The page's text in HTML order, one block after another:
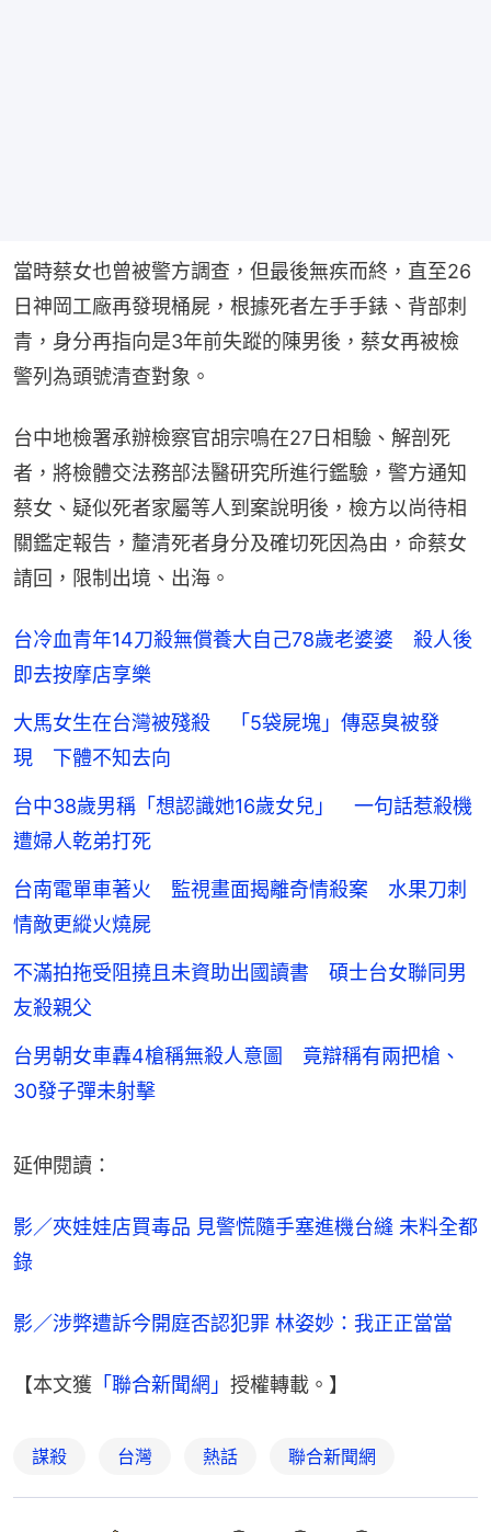
當時蔡女也曾被警方調查，但最後無疾而終，直至26
日神岡工廠再發現桶屍，根據死者左手手錶、背部刺
青，身分再指向是3年前失蹤的陳男後，蔡女再被檢
警列為頭號清查對象。
台中地檢署承辦檢察官胡宗鳴在27日相驗、解剖死
者，將檢體交法務部法醫研究所進行鑑驗，警方通知
蔡女、疑似死者家屬等人到案說明後，檢方以尚待相
關鑑定報告，釐清死者身分及確切死因為由，命蔡女
請回，限制出境、出海。
台冷血青年14刀殺無償養大自己78歲老婆婆 殺人後
即去按摩店享樂
大馬女生在台灣被殘殺 「5袋屍塊」傳惡臭被發
現 下體不知去向
台中38歲男稱「想認識她16歲女兒」 一句話惹殺機
遭婦人乾弟打死
台南電單車著火 監視畫面揭離奇情殺案 水果刀刺
情敵更縱火燒屍
不滿拍拖受阻撓且未資助出國讀書 碩士台女聯同男
友殺親父
台男朝女車轟4槍稱無殺人意圖 竟辯稱有兩把槍、
30發子彈未射擊
延伸閱讀：
影／夾娃娃店買毒品 見警慌隨手塞進機台縫 未料全都
錄
影／涉弊遭訴今開庭否認犯罪 林姿妙：我正正當當
【本文獲 「聯合新聞網」 授權轉載。】
謀殺 台灣 熱話 聯合新聞網